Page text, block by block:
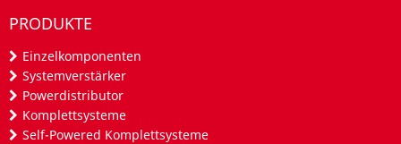
PRODUKTE
Einzelkomponenten
Systemverstärker
Powerdistributor
Komplettsysteme
Self-Powered Komplettsysteme